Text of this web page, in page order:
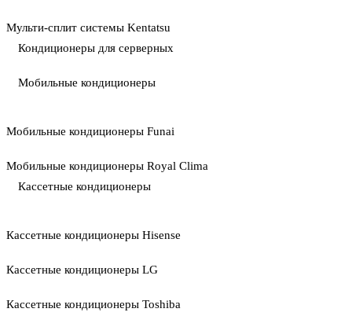
Мульти-сплит системы Kentatsu
Кондиционеры для серверных
Мобильные кондиционеры
Мобильные кондиционеры Funai
Мобильные кондиционеры Royal Clima
Кассетные кондиционеры
Кассетные кондиционеры Hisense
Кассетные кондиционеры LG
Кассетные кондиционеры Toshiba